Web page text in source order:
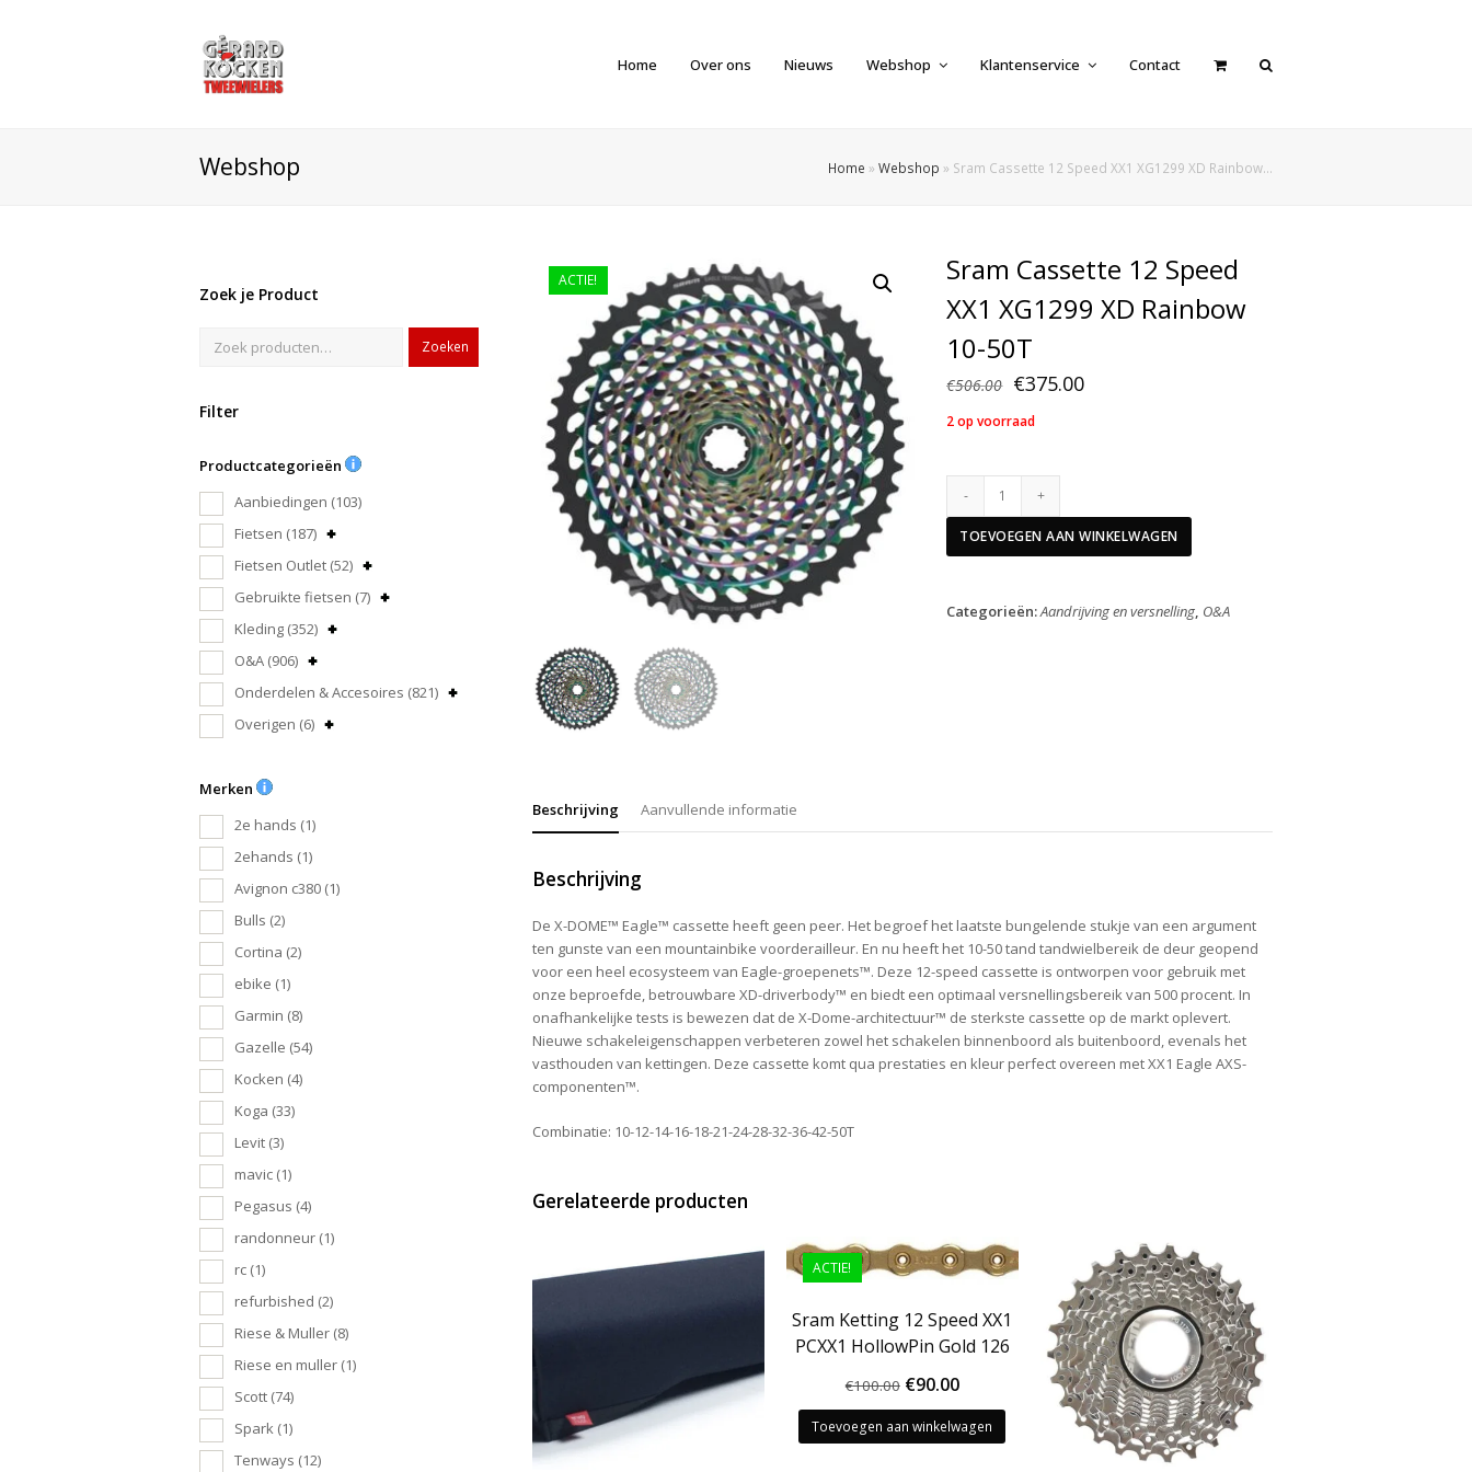
Home Over ons Nieuws Webshop Klantenservice Contact
Webshop Home » Webshop » Sram Cassette 12 Speed XX1 XG1299 XD Rainbow…
Zoek je Product
Zoeken
Filter
Productcategorieën
Aanbiedingen (103)
Fietsen (187)
Fietsen Outlet (52)
Gebruikte fietsen (7)
Kleding (352)
O&A (906)
Onderdelen & Accesoires (821)
Overigen (6)
Merken
2e hands (1)
2ehands (1)
Avignon c380 (1)
Bulls (2)
Cortina (2)
ebike (1)
Garmin (8)
Gazelle (54)
Kocken (4)
Koga (33)
Levit (3)
mavic (1)
Pegasus (4)
randonneur (1)
rc (1)
refurbished (2)
Riese & Muller (8)
Riese en muller (1)
Scott (74)
Spark (1)
Tenways (12)
ACTIE!
Sram Cassette 12 Speed
XX1 XG1299 XD Rainbow
10-50T
€506.00 Oorspronkelijke
prijs
€506.00.
€375.00Huidige
2 op voorraad
Sram
12
Speed
XG1299
XD
TOEVOEGEN AAN WINKELWAGEN
Categorieën:Aandrijving en versnelling, O&A
Beschrijving Aanvullende informatie
Beschrijving
De X-DOME™ Eagle™ cassette heeft geen peer. Het begroef het laatste bungelende stukje van een argument
ten gunste van een mountainbike voorderailleur. En nu heeft het 10-50 tand tandwielbereik de deur geopend
voor een heel ecosysteem van Eagle-groepenets™. Deze 12-speed cassette is ontworpen voor gebruik met
onze beproefde, betrouwbare XD-driverbody™ en biedt een optimaal versnellingsbereik van 500 procent. In
onafhankelijke tests is bewezen dat de X-Dome-architectuur™ de sterkste cassette op de markt oplevert.
Nieuwe schakeleigenschappen verbeteren zowel het schakelen binnenboord als buitenboord, evenals het
vasthouden van kettingen. Deze cassette komt qua prestaties en kleur perfect overeen met XX1 Eagle AXS-
componenten™.
Combinatie: 10-12-14-16-18-21-24-28-32-36-42-50T
Gerelateerde producten
ACTIE!
Sram Ketting 12 Speed XX1
PCXX1 HollowPin Gold 126
€100.00 Oorspronkelijke
prijs
was:
€90.00Huidige
prijs
is:
Toevoegen aan winkelwagen